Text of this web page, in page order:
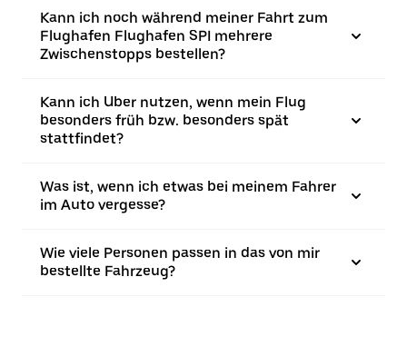
Kann ich noch während meiner Fahrt zum
Flughafen Flughafen SPI mehrere
Zwischenstopps bestellen?
Kann ich Uber nutzen, wenn mein Flug
besonders früh bzw. besonders spät
stattfindet?
Was ist, wenn ich etwas bei meinem Fahrer
im Auto vergesse?
Wie viele Personen passen in das von mir
bestellte Fahrzeug?